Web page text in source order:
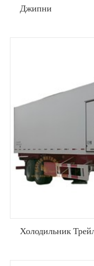
Джипни
Холодильник